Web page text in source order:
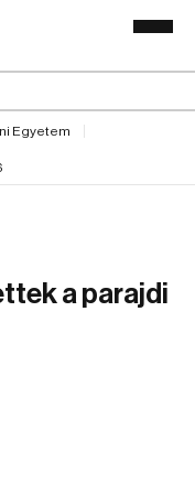
Egyetem
a parajdi